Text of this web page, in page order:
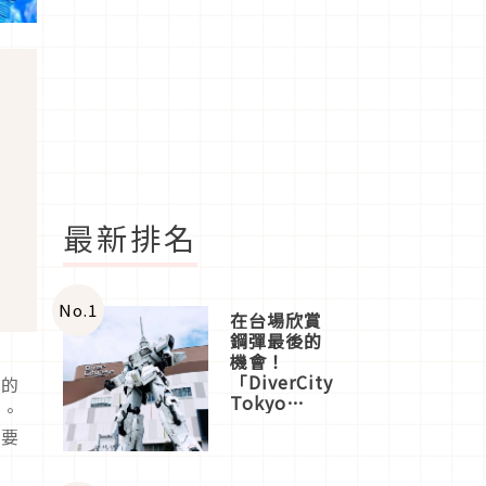
最新排名
No.1 在台場欣賞
鋼彈最後的
機會！
「DiverCity
Tokyo